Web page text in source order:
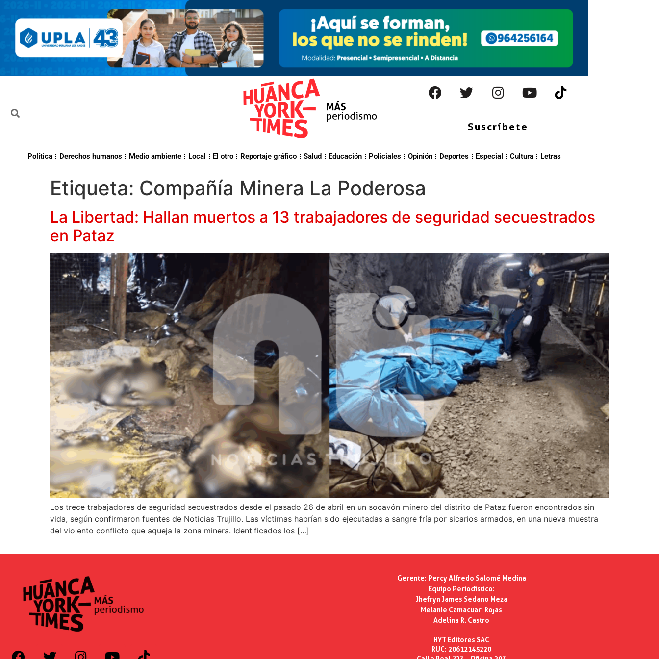
Suscríbete
Política Derechos humanos Medio ambiente Local El otro Reportaje gráfico Salud Educación Policiales Opinión Deportes Especial Cultura Letras
Etiqueta: Compañía Minera La Poderosa
La Libertad: Hallan muertos a 13 trabajadores de seguridad secuestrados
en Pataz
Los trece trabajadores de seguridad secuestrados desde el pasado 26 de abril en un socavón minero del distrito de Pataz fueron encontrados sin
vida, según confirmaron fuentes de Noticias Trujillo. Las víctimas habrían sido ejecutadas a sangre fría por sicarios armados, en una nueva muestra
del violento conflicto que aqueja la zona minera. Identificados los […]
Gerente: Percy Alfredo Salomé Medina
Equipo Periodístico:
Jhefryn James Sedano Meza
Melanie Camacuari Rojas
Adelina R. Castro
HYT Editores SAC
RUC: 20612145220